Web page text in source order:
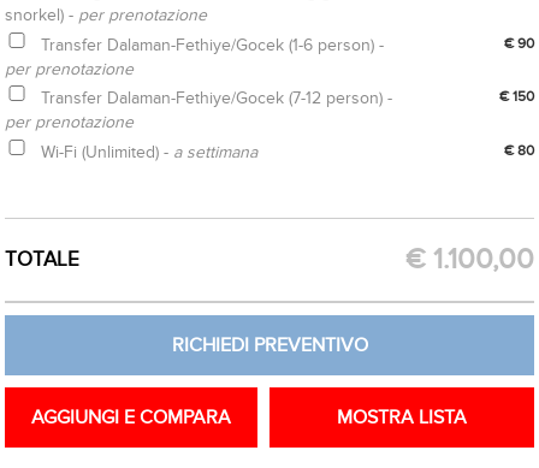
snorkel) - per prenotazione
Transfer Dalaman-Fethiye/Gocek (1-6 person) -
per prenotazione
€ 90
Transfer Dalaman-Fethiye/Gocek (7-12 person) -
per prenotazione
€ 150
Wi-Fi (Unlimited) - a settimana € 80
RICHIEDI PREVENTIVO
TOTALE € 1.100,00
RICHIEDI PREVENTIVO
AGGIUNGI E COMPARA MOSTRA LISTA